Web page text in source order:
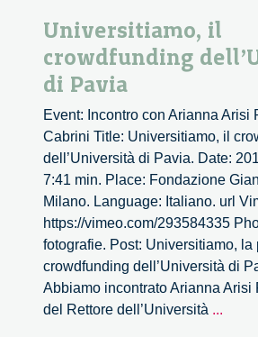
Universitiamo, il
crowdfunding
di Pavia
Event: Incontro con Arianna Arisi
Cabrini Title: Universitiamo, il
dell’Università di Pavia. Date:
7:41 min. Place: Fondazione
Milano. Language: Italiano. url
https://vimeo.com/293584335
fotografie. Post: Universitiamo, la
crowdfunding dell’Università di
Abbiamo incontrato Arianna Arisi
del Rettore dell’Università ...